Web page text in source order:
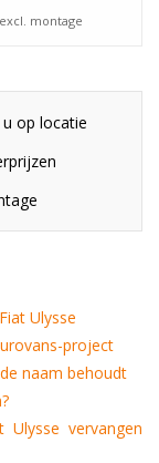
excl. montage
op locatie
Ulysse
project
naam behoudt
vervangen